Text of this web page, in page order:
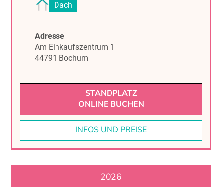
Dach
Adresse
Am Einkaufszentrum 1
44791 Bochum
STANDPLATZ
ONLINE BUCHEN
INFOS UND PREISE
2026